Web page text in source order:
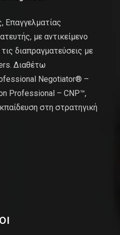
Επαγγελματίας
με αντικείμενο
διαπραγματεύσεις με
Διαθέτω
Negotiator® –
Professional – CNP™,
στη στρατηγική